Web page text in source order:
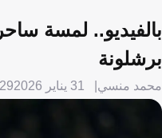
بالفيديو.. لمسة
برشلونة
محمد منسي 31 يناير 2026